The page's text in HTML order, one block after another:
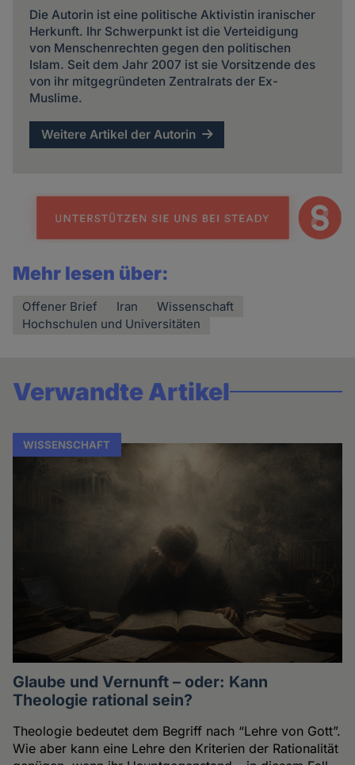
Die Autorin ist eine politische Aktivistin iranischer
Herkunft. Ihr Schwerpunkt ist die Verteidigung
von Menschenrechten gegen den politischen
Islam. Seit dem Jahr 2007 ist sie Vorsitzende des
von ihr mitgegründeten Zentralrats der Ex-
Muslime.
Weitere Artikel der Autorin
Mehr lesen über:
Offener Brief Iran
Wissenschaft
Hochschulen und Universitäten
Verwandte Artikel
WISSENSCHAFT
Glaube und Vernunft – oder: Kann
Theologie rational sein?
Theologie bedeutet dem Begriff nach “Lehre von Gott”.
Wie aber kann eine Lehre den Kriterien der Rationalität